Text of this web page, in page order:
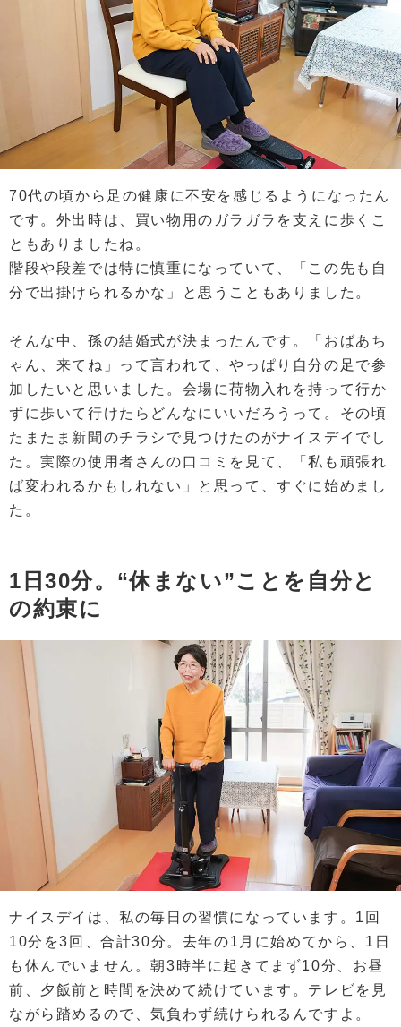
70代の頃から足の健康に不安を感じるようになったん
です。外出時は、買い物用のガラガラを支えに歩くこ
ともありましたね。
階段や段差では特に慎重になっていて、「この先も自
分で出掛けられるかな」と思うこともありました。
そんな中、孫の結婚式が決まったんです。「おばあち
ゃん、来てね」って言われて、やっぱり自分の足で参
加したいと思いました。会場に荷物入れを持って行か
ずに歩いて行けたらどんなにいいだろうって。その頃
たまたま新聞のチラシで見つけたのがナイスデイでし
た。実際の使用者さんの口コミを見て、「私も頑張れ
ば変われるかもしれない」と思って、すぐに始めまし
た。
1日30分。“休まない”ことを自分と
の約束に
ナイスデイは、私の毎日の習慣になっています。1回
10分を3回、合計30分。去年の1月に始めてから、1日
も休んでいません。朝3時半に起きてまず10分、お昼
前、夕飯前と時間を決めて続けています。テレビを見
ながら踏めるので、気負わず続けられるんですよ。